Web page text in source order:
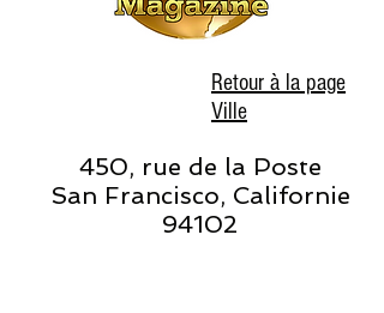
Retour à la page
Ville
450, rue de la Poste
San Francisco, Californie
94102